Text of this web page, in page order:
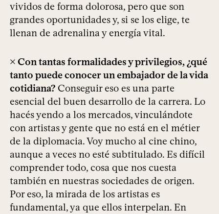
vividos de forma dolorosa, pero que son
grandes oportunidades y, si se los elige, te
llenan de adrenalina y energía vital.
× Con tantas formalidades y privilegios, ¿qué
tanto puede conocer un embajador de la vida
cotidiana? Conseguir eso es una parte
esencial del buen desarrollo de la carrera. Lo
hacés yendo a los mercados, vinculándote
con artistas y gente que no está en el métier
de la diplomacia. Voy mucho al cine chino,
aunque a veces no esté subtitulado. Es difícil
comprender todo, cosa que nos cuesta
también en nuestras sociedades de origen.
Por eso, la mirada de los artistas es
fundamental, ya que ellos interpelan. En